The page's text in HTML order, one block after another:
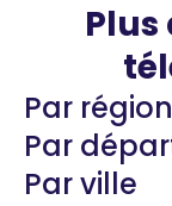
Par région
Par
Par ville